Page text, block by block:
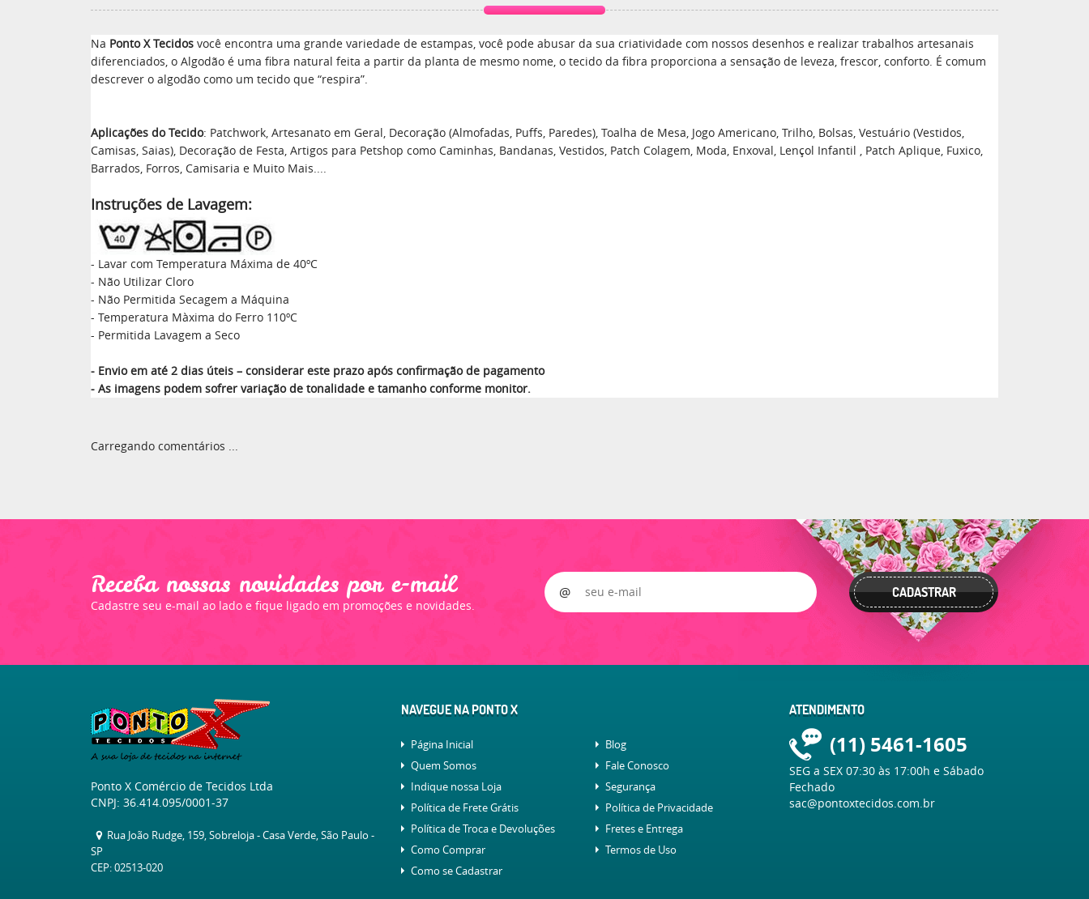
Na Ponto X Tecidos você encontra uma grande variedade de estampas, você pode abusar da sua criatividade com nossos desenhos e realizar trabalhos artesanais
diferenciados, o Algodão é uma fibra natural feita a partir da planta de mesmo nome, o tecido da fibra proporciona a sensação de leveza, frescor, conforto. É comum
descrever o algodão como um tecido que “respira”.
Aplicações do Tecido: Patchwork, Artesanato em Geral, Decoração (Almofadas, Puffs, Paredes), Toalha de Mesa, Jogo Americano, Trilho, Bolsas, Vestuário (Vestidos,
Camisas, Saias), Decoração de Festa, Artigos para Petshop como Caminhas, Bandanas, Vestidos, Patch Colagem, Moda, Enxoval, Lençol Infantil , Patch Aplique, Fuxico,
Barrados, Forros, Camisaria e Muito Mais....
Instruções de Lavagem:
- Lavar com Temperatura Máxima de 40ºC
- Não Utilizar Cloro
- Não Permitida Secagem a Máquina
- Temperatura Màxima do Ferro 110ºC
- Permitida Lavagem a Seco
- Envio em até 2 dias úteis – considerar este prazo após confirmação de pagamento
- As imagens podem sofrer variação de tonalidade e tamanho conforme monitor.
Carregando comentários ...
Receba nossas novidades por e-mail
Cadastre seu e-mail ao lado e fique ligado em promoções e novidades.
CADASTRAR
Ponto X Comércio de Tecidos Ltda
CNPJ: 36.414.095/0001-37
Rua João Rudge, 159, Sobreloja-Casa Verde, São Paulo -
SP
CEP: 02513-020
NAVEGUE NA PONTO X
Página Inicial
Blog
Quem Somos
Fale Conosco
Indique nossa Loja
Segurança
Política de Frete Grátis
Política de Privacidade
Política de Troca e Devoluções
Fretes e Entrega
Como Comprar
Termos de Uso
Como se Cadastrar
ATENDIMENTO
(11) 5461-1605
SEG a SEX 07:30 às 17:00h e Sábado
Fechado
sac@pontoxtecidos.com.br